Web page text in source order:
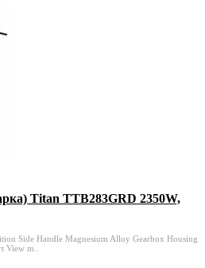
Titan TTB283GRD 2350W,
Side Handle Magnesium Alloy Gearbox Housing
View m..